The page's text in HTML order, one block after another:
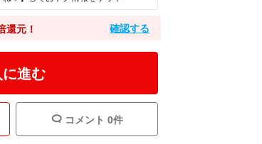
還元！ 確認する
進む
コメント 0件